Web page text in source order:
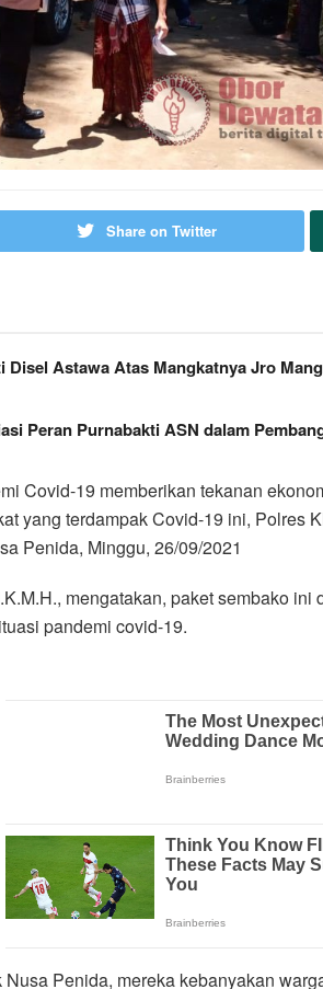
Share on Twitter
Astawa Atas Mangkatnya Jro
Peran Purnabakti ASN dalam
Covid-19 memberikan tekanan
yang terdampak Covid-19 ini, Polres
Penida, Minggu, 26/09/2021
mengatakan, paket sembako ini
pandemi covid-19.
Penida, mereka kebanyakan